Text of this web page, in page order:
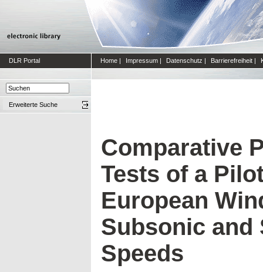
DLR Portal Home | Impressum | Datenschutz | Barrierefreiheit |
Erweiterte Suche
Comparative
Tests of a
European
Subsonic and
Speeds